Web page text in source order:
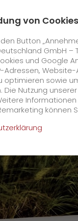
GO! Courier
Unternehmen
von Cookies
Button
GmbH –
und Google
Adressen,
optimieren sowie
Die Nutzung
können